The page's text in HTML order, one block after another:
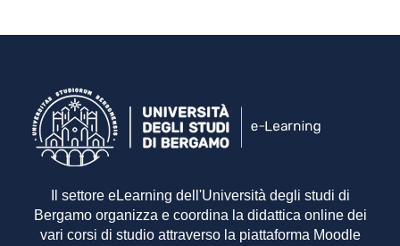
Il settore eLearning dell'Università degli studi di
Bergamo organizza e coordina la didattica online dei
vari corsi di studio attraverso la piattaforma Moodle